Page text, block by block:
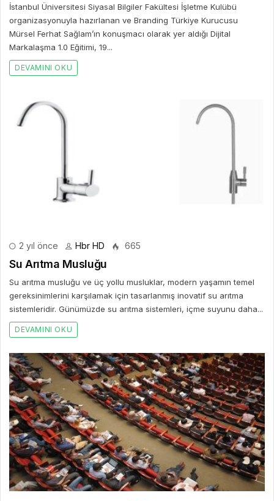
İstanbul Üniversitesi Siyasal Bilgiler Fakültesi İşletme Kulübü
organizasyonuyla hazırlanan ve Branding Türkiye Kurucusu
Mürsel Ferhat Sağlam’ın konuşmacı olarak yer aldığı Dijital
Markalaşma 1.0 Eğitimi, 19...
DEVAMINI OKU
2 yıl önce Hbr HD 665
Su Arıtma Musluğu
Su arıtma musluğu ve üç yollu musluklar, modern yaşamın temel
gereksinimlerini karşılamak için tasarlanmış inovatif su arıtma
sistemleridir. Günümüzde su arıtma sistemleri, içme suyunu daha...
DEVAMINI OKU